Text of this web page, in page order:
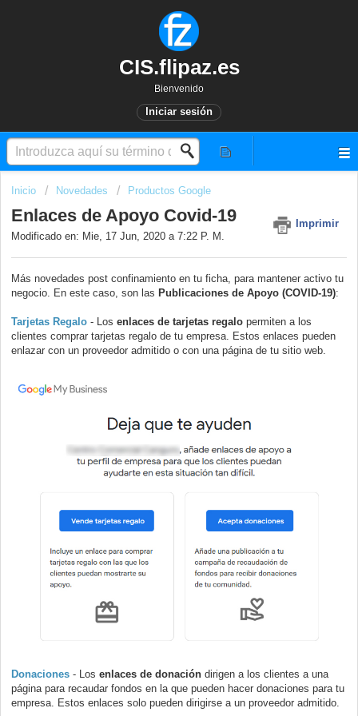
CIS.flipaz.es
Bienvenido
Iniciar sesión
Inicio Novedades Productos Google
Enlaces de Apoyo Covid-19
Imprimir
Modificado en: Mie, 17 Jun, 2020 a 7:22 P. M.
Más novedades post confinamiento en tu ficha, para mantener activo tu
negocio. En este caso, son las Publicaciones de Apoyo (COVID-19):
Tarjetas Regalo - Los enlaces de tarjetas regalo permiten a los
clientes comprar tarjetas regalo de tu empresa. Estos enlaces pueden
enlazar con un proveedor admitido o con una página de tu sitio web.
Donaciones - Los enlaces de donación dirigen a los clientes a una
página para recaudar fondos en la que pueden hacer donaciones para tu
empresa. Estos enlaces solo pueden dirigirse a un proveedor admitido.